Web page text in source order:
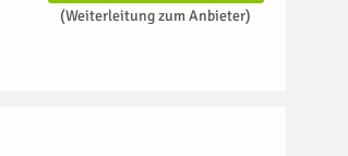
(Weiterleitung zum Anbieter)